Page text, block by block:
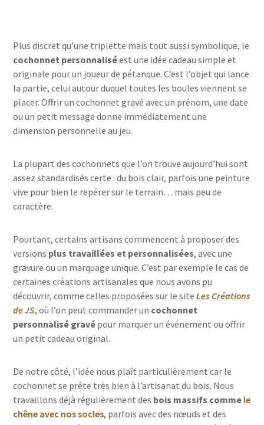
Plus discret qu’une triplette mais tout aussi symbolique, le
cochonnet personnaliséest une idée cadeau simple et
originale pour un joueur de pétanque. C’est l’objet qui lance
la partie, celui autour duquel toutes les boules viennent se
placer. Offrir un cochonnet gravé avec un prénom, une date
ou un petit message donne immédiatement une
dimension personnelle au jeu.
La plupart des cochonnets que l’on trouve aujourd’hui sont
assez standardisés certe : du bois clair, parfois une peinture
vive pour bien le repérer sur le terrain… mais peu de
caractère.
Pourtant, certains artisans commencent à proposer des
versions plus travaillées et personnalisées, avec une
gravure ou un marquage unique. C’est par exemple le cas de
certaines créations artisanales que nous avons pu
découvrir, comme celles proposées sur le siteLes Créations
de JS, où l’on peut commander un cochonnet
personnalisé gravé pour marquer un événement ou offrir
un petit cadeau original.
De notre côté, l’idée nous plaît particulièrement car le
cochonnet se prête très bien à l’artisanat du bois. Nous
travaillons déjà régulièrement des bois massifs comme le
chêne avec nos socles, parfois avec des nœuds et des